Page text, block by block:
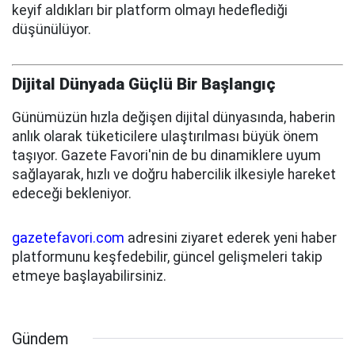
keyif aldıkları bir platform olmayı hedeflediği
düşünülüyor.
Dijital Dünyada Güçlü Bir Başlangıç
Günümüzün hızla değişen dijital dünyasında, haberin
anlık olarak tüketicilere ulaştırılması büyük önem
taşıyor. Gazete Favori'nin de bu dinamiklere uyum
sağlayarak, hızlı ve doğru habercilik ilkesiyle hareket
edeceği bekleniyor.
gazetefavori.com adresini ziyaret ederek yeni haber
platformunu keşfedebilir, güncel gelişmeleri takip
etmeye başlayabilirsiniz.
Gündem